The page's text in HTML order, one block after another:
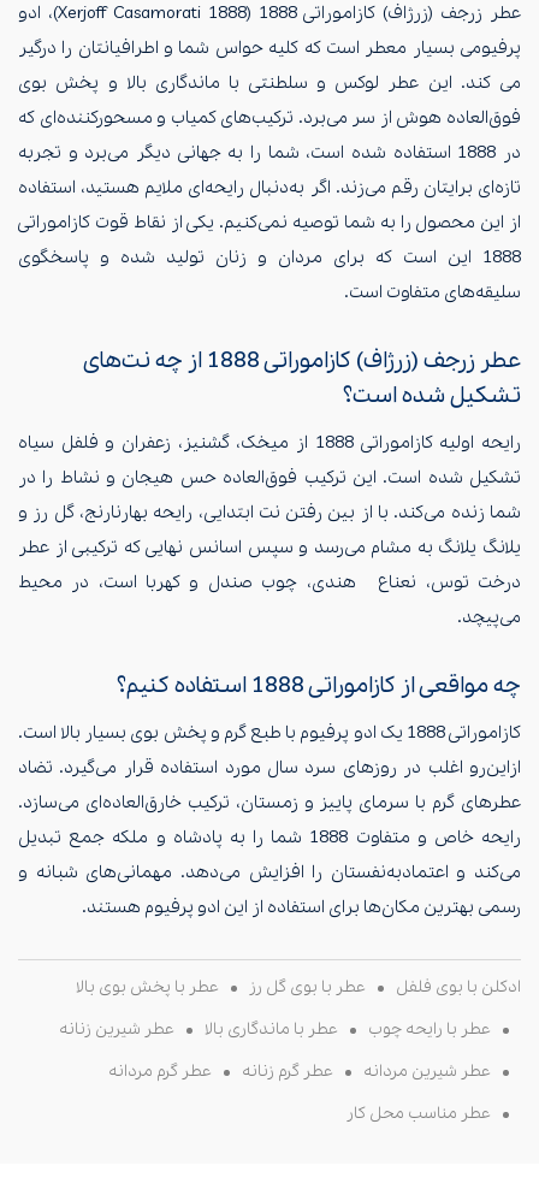
عطر زرجف (زرژاف) کازاموراتی 1888 (Xerjoff Casamorati 1888)، ادو
پرفیومی بسیار معطر است که کلیه حواس شما و اطرافیانتان را درگیر
می کند. این عطر لوکس و سلطنتی با ماندگاری بالا و پخش بوی
فوق‌العاده هوش از سر می‌برد. ترکیب‌های کمیاب و مسحورکننده‌ای که
در 1888 استفاده شده‌ است، شما را به جهانی دیگر می‌برد و تجربه
تازه‌ای برایتان رقم می‌زند. اگر به‌دنبال رایحه‌ای ملایم هستید، استفاده
از این محصول را به شما توصیه نمی‌کنیم. یکی از نقاط قوت کازاموراتی
1888 این است که برای مردان و زنان تولید شده و پاسخگوی
سلیقه‌های متفاوت است.
عطر زرجف (زرژاف) کازاموراتی 1888 از چه نت‌های
تشکیل شده است؟
رایحه اولیه کازاموراتی 1888 از میخک، گشنیز، زعفران و فلفل سیاه
تشکیل شده است. این ترکیب فوق‌العاده حس هیجان و نشاط را در
شما زنده می‌کند. با از بین رفتن نت ابتدایی، رایحه بهارنارنج، گل رز و
یلانگ یلانگ به مشام می‌رسد و سپس اسانس نهایی که ترکیبی از عطر
درخت توس، نعناع هندی، چوب صندل و کهربا است، در محیط
می‌پیچد.
چه مواقعی از کازاموراتی 1888 استفاده کنیم؟
کازاموراتی 1888 یک ادو پرفیوم با طبع گرم و پخش بوی بسیار بالا است.
ازاین‌رو اغلب در روزهای سرد سال مورد استفاده قرار می‌گیرد. تضاد
عطرهای گرم با سرمای پاییز و زمستان، ترکیب خارق‌العاده‌ای می‌سازد.
رایحه خاص و متفاوت 1888 شما را به پادشاه و ملکه جمع تبدیل
می‌کند و اعتمادبه‌نفستان را افزایش می‌دهد. مهمانی‌های شبانه و
رسمی بهترین مکان‌ها برای استفاده از این ادو پرفیوم هستند.
ادکلن با بوی فلفل عطر با بوی گل رز
عطر با پخش بوی بالا
عطر با رایحه چوب
عطر با ماندگاری بالا
عطر شیرین زنانه
عطر شیرین مردانه
عطر گرم زنانه
عطر گرم مردانه
عطر مناسب محل کار